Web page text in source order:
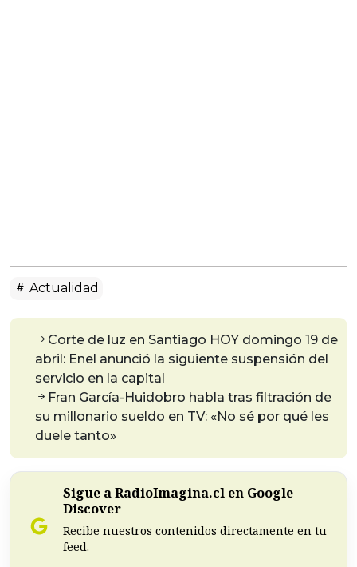
Actualidad
Corte de luz en Santiago HOY domingo 19 de
abril: Enel anunció la siguiente suspensión del
servicio en la capital
Fran García-Huidobro habla tras filtración de
su millonario sueldo en TV: «No sé por qué les
duele tanto»
Sigue a RadioImagina.cl en Google
Discover
Recibe nuestros contenidos directamente en tu
feed.